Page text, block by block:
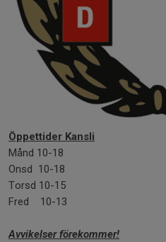
Öppettider Kansli
Månd 10-18
Onsd 10-18
Torsd 10-15
Fred 10-13
Avvikelser förekommer!